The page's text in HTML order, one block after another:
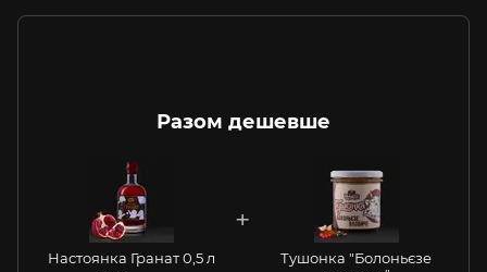
Разом дешевше
Настоянка Гранат 0,5 л
Тушонка "Болоньєзе